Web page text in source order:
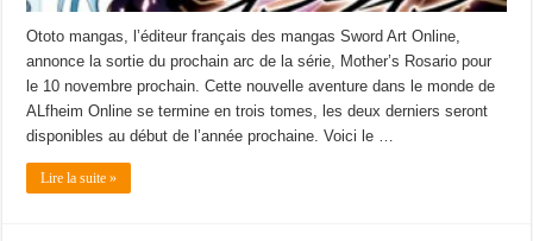
Ototo mangas, l’éditeur français des mangas Sword Art Online,
annonce la sortie du prochain arc de la série, Mother’s Rosario pour
le 10 novembre prochain. Cette nouvelle aventure dans le monde de
ALfheim Online se termine en trois tomes, les deux derniers seront
disponibles au début de l’année prochaine. Voici le …
Lire la suite »